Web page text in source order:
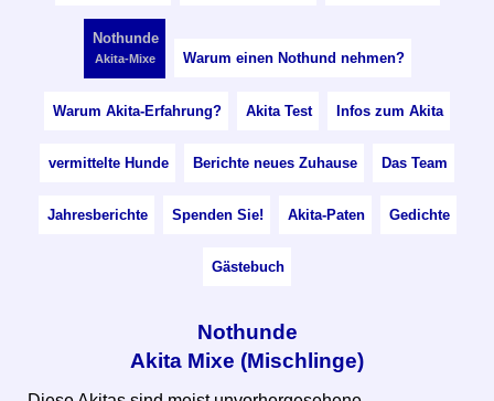
Nothunde
Akita-Mixe Warum einen Nothund nehmen?
Warum Akita-Erfahrung? Akita Test Infos zum Akita
vermittelte Hunde Berichte neues Zuhause Das Team
Jahresberichte Spenden Sie! Akita-Paten Gedichte
Gästebuch
Nothunde
Akita Mixe (Mischlinge)